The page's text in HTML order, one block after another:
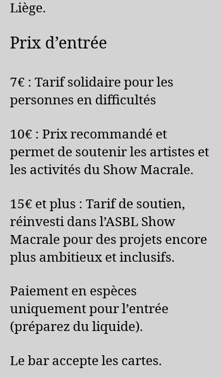
Liège.
Prix d’entrée
7€ : Tarif solidaire pour les
personnes en difficultés
10€ : Prix recommandé et
permet de soutenir les artistes et
les activités du Show Macrale.
15€ et plus : Tarif de soutien,
réinvesti dans l’ASBL Show
Macrale pour des projets encore
plus ambitieux et inclusifs.
Paiement en espèces
uniquement pour l’entrée
(préparez du liquide).
Le bar accepte les cartes.